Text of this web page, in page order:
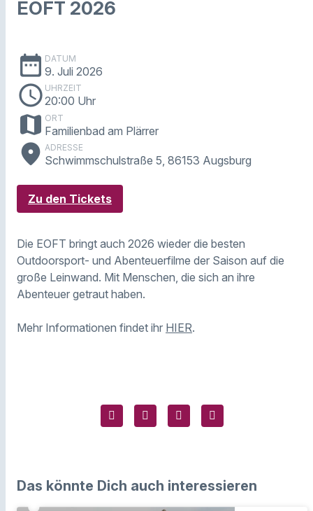
EOFT 2026
date_range DATUM
9. Juli 2026
schedule UHRZEIT
20:00 Uhr
map ORT
Familienbad am Plärrer
place ADRESSE
Schwimmschulstraße 5, 86153 Augsburg
Zu den Tickets
Die EOFT bringt auch 2026 wieder die besten
Outdoorsport- und Abenteuerfilme der Saison auf die
große Leinwand. Mit Menschen, die sich an ihre
Abenteuer getraut haben.
Mehr Informationen findet ihr HIER.
Das könnte Dich auch interessieren